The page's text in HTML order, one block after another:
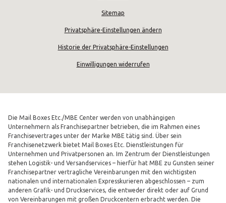
Sitemap
Privatsphäre-Einstellungen ändern
Historie der Privatsphäre-Einstellungen
Einwilligungen widerrufen
Die Mail Boxes Etc./MBE Center werden von unabhängigen
Unternehmern als Franchisepartner betrieben, die im Rahmen eines
Franchisevertrages unter der Marke MBE tätig sind. Über sein
Franchisenetzwerk bietet Mail Boxes Etc. Dienstleistungen für
Unternehmen und Privatpersonen an. Im Zentrum der Dienstleistungen
stehen Logistik- und Versandservices – hierfür hat MBE zu Gunsten seiner
Franchisepartner vertragliche Vereinbarungen mit den wichtigsten
nationalen und internationalen Expresskurieren abgeschlossen – zum
anderen Grafik- und Druckservices, die entweder direkt oder auf Grund
von Vereinbarungen mit großen Druckcentern erbracht werden. Die